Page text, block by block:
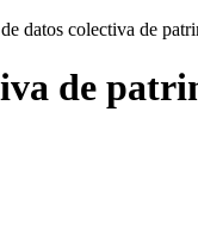
datos colectiva de
de